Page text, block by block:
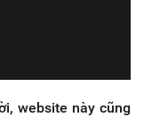
website này cũng